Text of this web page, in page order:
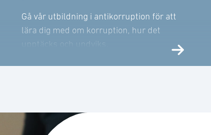
Gå vår utbildning i antikorruption för att
lära dig med om korruption, hur det
upptäcks och undviks.